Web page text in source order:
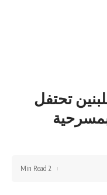
تحتفل
2 Min Read